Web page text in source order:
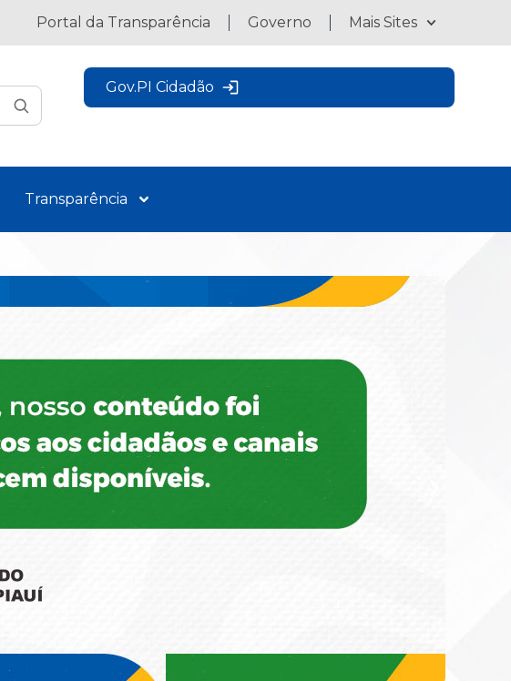
Portal da Transparência Governo Mais Sites
Gov.PI Cidadão
Transparência